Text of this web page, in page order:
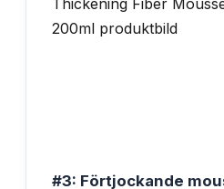
#3: Förtjockande